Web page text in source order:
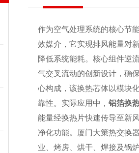
作为空气处理系统的核心节能
效媒介，它实现排风能量对
降低系统能耗。核心组件逆
气交叉流动的创新设计，确
心构成，该换热芯体以模块
靠性。实际应用中， 铝箔换
能量经换热片快速传导至新
净化功能。厦门大策热交换
业、烤房、烘干、焊接及锅